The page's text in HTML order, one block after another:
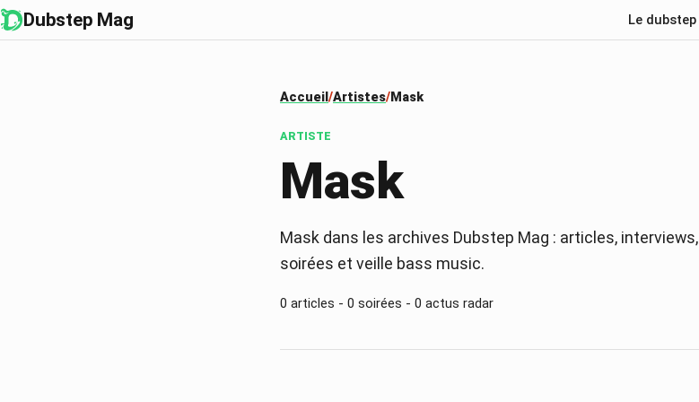
Dubstep Mag Le dubstep
Accueil Artistes Mask
ARTISTE
Mask
Mask dans les archives Dubstep Mag : articles, interviews,
soirées et veille bass music.
0 articles - 0 soirées - 0 actus radar